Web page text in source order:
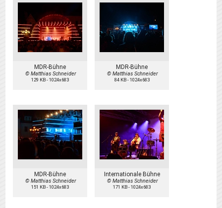
MDR-Bühne
© Matthias Schneider
129 KB-1024x683
MDR-Bühne
© Matthias Schneider
84 KB-1024x683
MDR-Bühne
© Matthias Schneider
151 KB-1024x683
Internationale Bühne
© Matthias Schneider
171 KB-1024x683